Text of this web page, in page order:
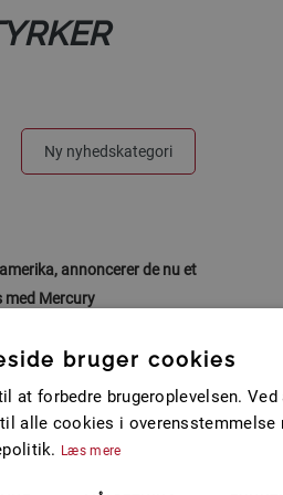
Ny nyhedskategori
annoncerer de nu et
med Mercury
bruger cookies
at forbedre brugeroplevelsen. Ved
alle cookies i overensstemmelse
Læs mere